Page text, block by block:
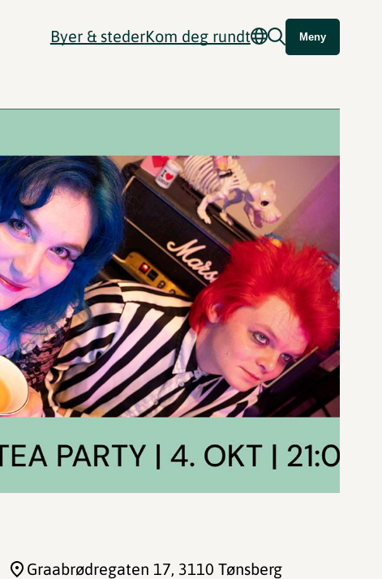
Byer & stederKom deg rundt Meny
Graabrødregaten 17, 3110 Tønsberg